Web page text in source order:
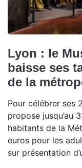
Lyon : le
baisse ses
de la
Pour célébrer ses
propose jusqu’au
habitants de la
euros pour les
sur présentation